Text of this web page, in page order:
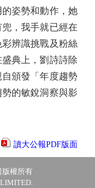
姿勢和動作，她
，我手就已經在
辨識挑戰及粉絲
典上，劉詩詩除
頒發「年度趨勢
的敏銳洞察與影
讀大公報PDF版面
版權所有